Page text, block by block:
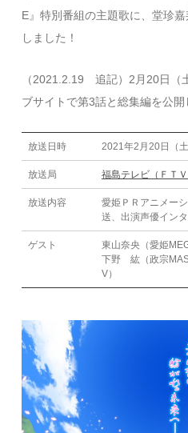
E』特別番組の主題歌に、堂珍
しました！
（2021.2.19 追記）2月20日（
ブサイトで第3話と総集編を公開
放送日時 2021年2月20日（
放送局 福島テレビ（ＦＴＶ
放送内容
愛姫ＰＲアニメー
送、出演声優イン
ゲスト
東山奈央（愛姫
下野 紘（政宗
V）